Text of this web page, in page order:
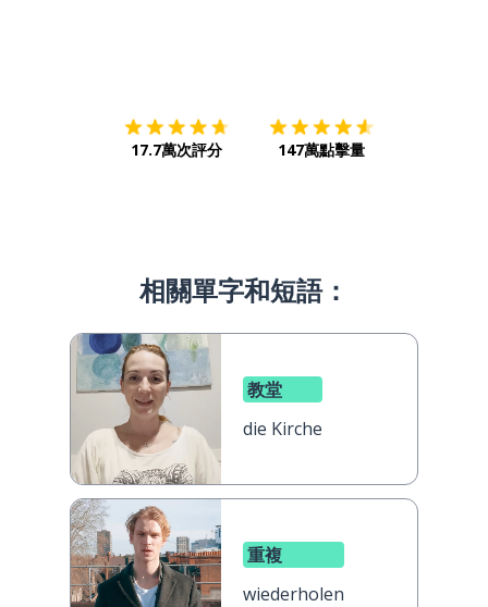
17.7萬次評分 147萬點擊量
相關單字和短語：
教堂
die Kirche
重複
wiederholen